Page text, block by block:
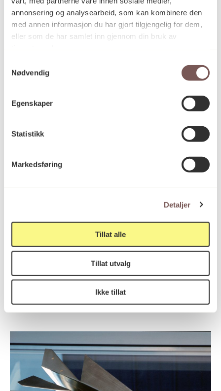
annonsering og analysearbeid, som kan kombinere den
med annen informasjon du har gjort tilgjengelig for dem,
eller som de har samlet inn gjennom din bruk av
Nødvendig
Egenskaper
Statistikk
Markedsføring
Detaljer
Tillat alle
Tillat utvalg
Ikke tillat
Prosjektansvarlig Dag Wiersholm
Arild H. Eriksen
Byggherre
Kunst til statens nybygg